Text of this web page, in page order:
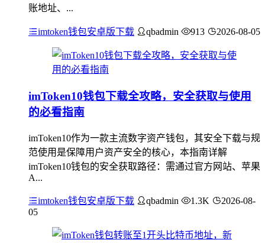
账地址、...
imtoken钱包安卓版下载 qbadmin 913 2026-08-05
imToken10钱包下载全攻略，安全获取与使用
的必看指南
imToken10作为一款主流数字资产钱包，其安全下载与规
范使用是保障用户资产安全的核心，本指南详解
imToken10钱包的安全获取路径：需通过官方网站、苹果
A...
imtoken钱包安卓版下载 qbadmin 1.3K
2026-08-
05